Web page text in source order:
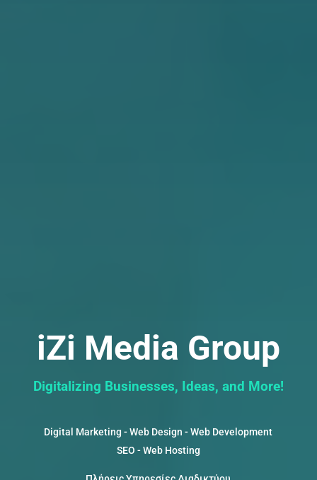
iZi Media Group
Digitalizing Businesses, Ideas, and More!
Digital Marketing - Web Design - Web Development
SEO - Web Hosting